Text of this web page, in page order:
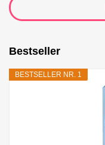
Bestseller
BESTSELLER NR. 1